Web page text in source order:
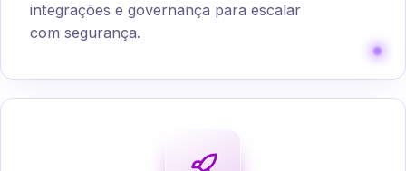
integrações e governança para escalar
com segurança.